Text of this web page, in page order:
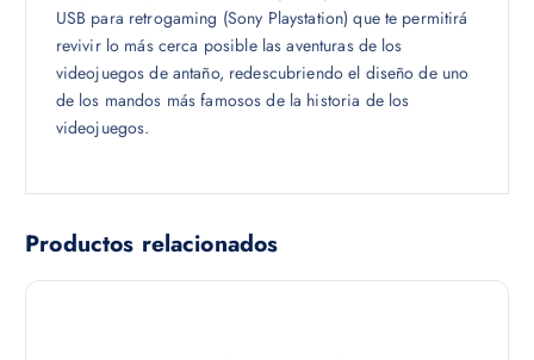
USB para retrogaming (Sony Playstation) que te permitirá
revivir lo más cerca posible las aventuras de los
videojuegos de antaño, redescubriendo el diseño de uno
de los mandos más famosos de la historia de los
videojuegos.
Productos relacionados